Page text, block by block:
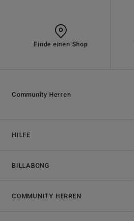
Finde einen Shop
HILFE
BILLABONG
Community Herren
COMMUNITY HERREN